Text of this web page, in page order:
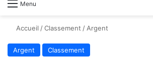
Menu
Accueil /Classement /Argent
Argent Classement